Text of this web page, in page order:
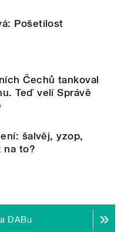
Pošetilost
Čechů tankoval
Teď velí Správě
šalvěj, yzop,
na to?
DABu